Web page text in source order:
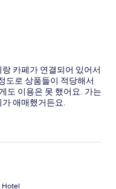
카페가 연결되어 있어서
도로 상품들이 적당해서
도 이용은 못 했어요. 가는
애매했거든요.
Hotel